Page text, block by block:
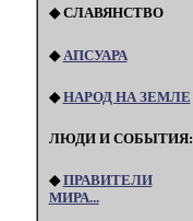
◆ СЛАВЯНСТВО
◆ АПСУАРА
◆НАРОД НА ЗЕМЛЕ
ЛЮДИ И СОБЫТИЯ:
◆ПРАВИТЕЛИ
МИРА...